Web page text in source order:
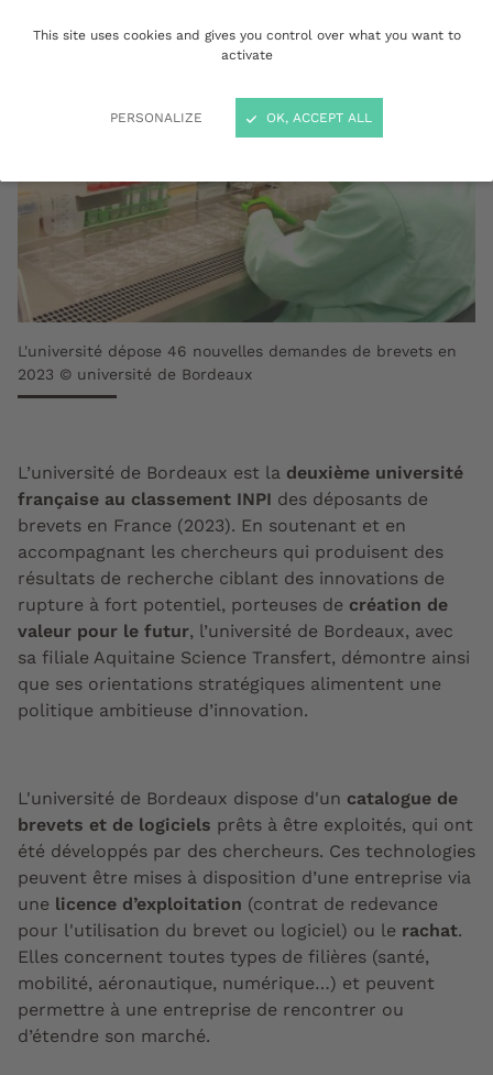
This site uses cookies and gives you control over what you want to
activate
PERSONALIZE OK, ACCEPT ALL
L'université dépose 46 nouvelles demandes de brevets en
2023 © université de Bordeaux
L’université de Bordeaux est la deuxième université
française au classement INPI des déposants de
brevets en France (2023). En soutenant et en
accompagnant les chercheurs qui produisent des
résultats de recherche ciblant des innovations de
rupture à fort potentiel, porteuses de création de
valeur pour le futur, l’université de Bordeaux, avec
sa filiale Aquitaine Science Transfert, démontre ainsi
que ses orientations stratégiques alimentent une
politique ambitieuse d’innovation.
L'université de Bordeaux dispose d'un catalogue de
brevets et de logiciels prêts à être exploités, qui ont
été développés par des chercheurs. Ces technologies
peuvent être mises à disposition d’une entreprise via
une licence d’exploitation (contrat de redevance
pour l'utilisation du brevet ou logiciel) ou le rachat.
Elles concernent toutes types de filières (santé,
mobilité, aéronautique, numérique…) et peuvent
permettre à une entreprise de rencontrer ou
d’étendre son marché.